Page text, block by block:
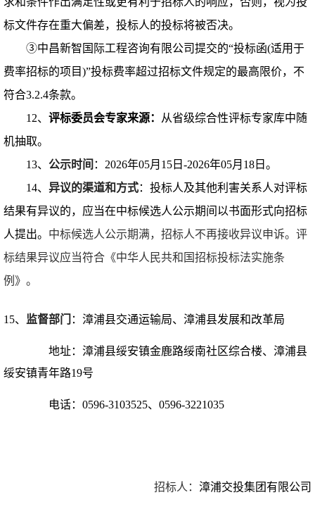
标文件存在重大偏差，投标人的投标将被否决。
③中昌新智国际工程咨询有限公司提交的“投标函(适用于
费率招标的项目)”投标费率超过招标文件规定的最高限价，不
符合3.2.4条款。
12、 评标委员会专家来源：
从省级综合性评标专家库中随
机抽取。
13、 公示时间 ： 2026年05月 15 日 -2026年05月 18 日。
14、 异议的渠道和方式：投标人及其他利害关系人对评标
结果有异议的，应当在中标候选人公示期间以书面形式向招标
人提出。 中标候选人公示期满，招标人不再接收异议申诉。评
标结果异议应当符合《中华人民共和国招标投标法实施条
例》。
1 5、 监督部门 ： 漳浦县交通运输局、漳浦县发展和改革局
地址： 漳浦县绥安镇金鹿路绥南社区综合楼、漳浦县
绥安镇青年路19号
电话： 0596-3103525、0596-3221035
招标人： 漳浦交投集团有限公司